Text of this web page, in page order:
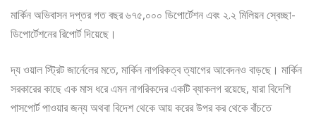
মার্কিন অভিবাসন দপ্তর গত বছর ৬৭৫,০০০ ডিপোর্টেশন এবং ২.২ মিলিয়ন স্বেচ্ছা-
ডিপোর্টেশনের রিপোর্ট দিয়েছে।
দ্য ওয়াল স্ট্রিট জার্নেলের মতে, মার্কিন নাগরিকত্ব ত্যাগের আবেদনও বাড়ছে। মার্কিন
সরকারের কাছে এক মাস ধরে এমন নাগরিকদের একটি ব্যাকলগ রয়েছে, যারা বিদেশি
পাসপোর্ট পাওয়ার জন্য অথবা বিদেশ থেকে আয় করের উপর কর থেকে বাঁচতে